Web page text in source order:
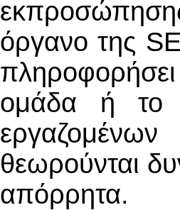
όργανο της
ομάδα ή το
θεωρούνται
απόρρητα.